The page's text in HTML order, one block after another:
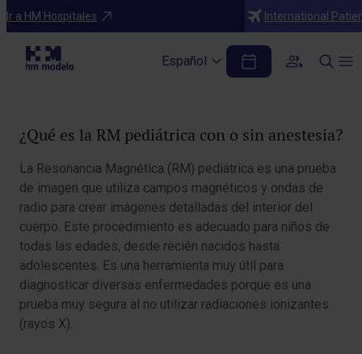
Ir a HM Hospitales International
Español
Diagnósticos
RM pediátrica con o sin anestesia
¿Qué es la RM pediátrica con o sin anestesia?
La Resonancia Magnética (RM) pediátrica es una prueba
de imagen que utiliza campos magnéticos y ondas de
radio para crear imágenes detalladas del interior del
cuerpo. Este procedimiento es adecuado para niños de
todas las edades, desde recién nacidos hasta
adolescentes. Es una herramienta muy útil para
diagnosticar diversas enfermedades porque es una
prueba muy segura al no utilizar radiaciones ionizantes
(rayos X).